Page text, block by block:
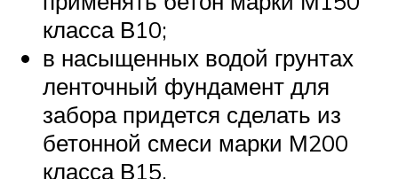
класса В10;
в насыщенных водой грунтах
ленточный фундамент для
забора придется сделать из
бетонной смеси марки М200
класса В15.